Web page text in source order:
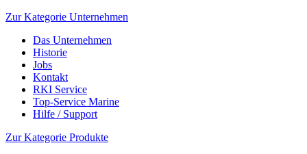
Zur Kategorie Unternehmen
Das Unternehmen
Historie
Jobs
Kontakt
RKI Service
Top-Service Marine
Hilfe / Support
Zur Kategorie Produkte